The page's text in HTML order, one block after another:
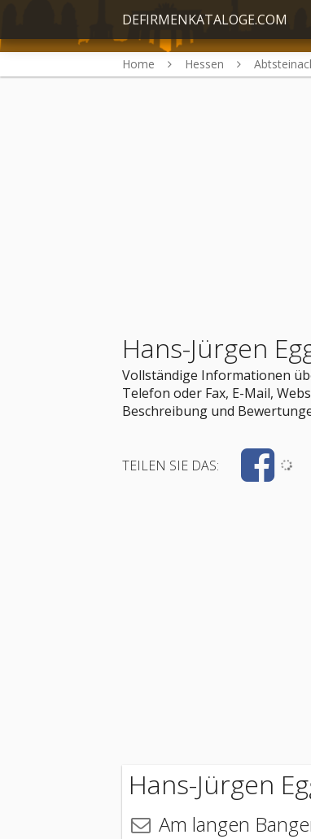
DEFIRMENKATALOGE.COM
Home Hessen
Hans-Jürgen
Vollständige Informationen
Telefon oder Fax, E-Mail,
Beschreibung und
TEILEN SIE DAS:
Hans-Jürgen
Am langen